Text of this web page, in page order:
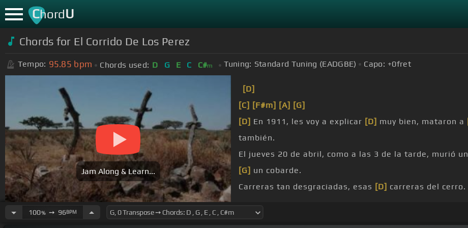
ChordU
Chords for El Corrido De Los Perez
Tempo: 95.85 bpm Chords used: D G E C C#m Tuning: Standard Tuning (EADGBE) Capo: +0fret
Jam Along & Learn...
[D]
[C] [F#m] [A] [G]
[D] En 1911, les voy a explicar [D] muy bien, mataron a
también.
El jueves 20 de abril, como a las 3 de la tarde, murió un
[G] un cobarde.
Carreras tan desgraciadas, esas [D] carreras del cerro.
100%➙ 96BPM